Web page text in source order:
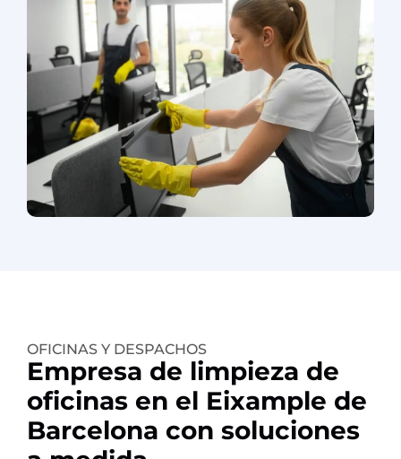
OFICINAS Y DESPACHOS
Empresa de limpieza de
oficinas en el Eixample de
Barcelona con soluciones